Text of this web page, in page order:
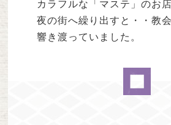
カラフルな「マステ」のお店
夜の街へ繰り出すと・・教
響き渡っていました。